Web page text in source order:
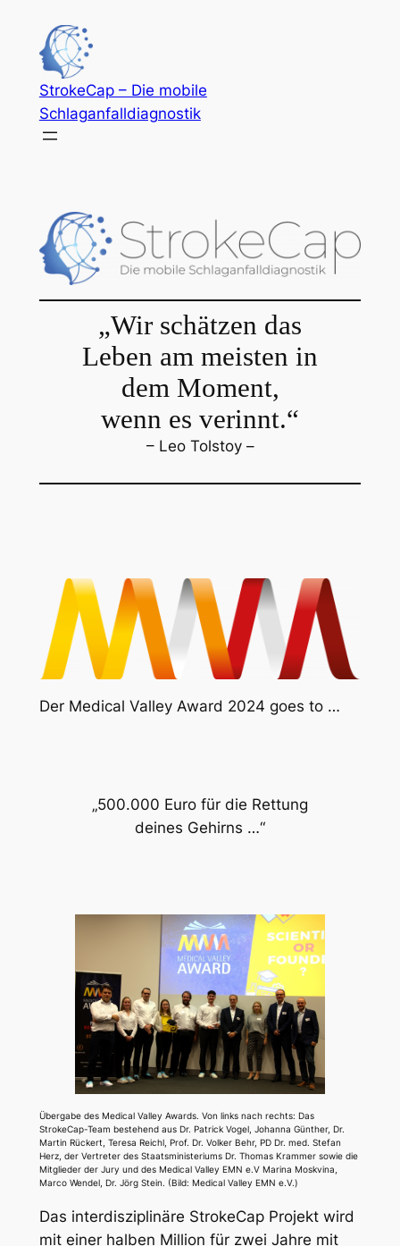
Inhalt
springen
StrokeCap – Die mobile
Schlaganfalldiagnostik
„Wir schätzen das
Leben am meisten in
dem Moment,
wenn es verinnt.“
– Leo Tolstoy –
Der Medical Valley Award 2024 goes to …
„500.000 Euro für die Rettung
deines Gehirns …“
Übergabe des Medical Valley Awards. Von links nach rechts: Das
StrokeCap-Team bestehend aus Dr. Patrick Vogel, Johanna Günther, Dr.
Martin Rückert, Teresa Reichl, Prof. Dr. Volker Behr, PD Dr. med. Stefan
Herz, der Vertreter des Staatsministeriums Dr. Thomas Krammer sowie die
Mitglieder der Jury und des Medical Valley EMN e.V Marina Moskvina,
Marco Wendel, Dr. Jörg Stein. (Bild: Medical Valley EMN e.V.)
Das interdisziplinäre StrokeCap Projekt wird
mit einer halben Million für zwei Jahre mit